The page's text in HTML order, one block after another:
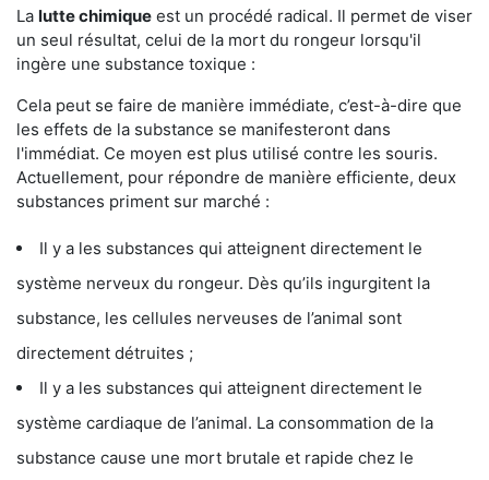
La lutte chimique est un procédé radical. Il permet de viser
un seul résultat, celui de la mort du rongeur lorsqu'il
ingère une substance toxique :
Cela peut se faire de manière immédiate, c’est-à-dire que
les effets de la substance se manifesteront dans
l'immédiat. Ce moyen est plus utilisé contre les souris.
Actuellement, pour répondre de manière efficiente, deux
substances priment sur marché :
Il y a les substances qui atteignent directement le
système nerveux du rongeur. Dès qu’ils ingurgitent la
substance, les cellules nerveuses de l’animal sont
directement détruites ;
Il y a les substances qui atteignent directement le
système cardiaque de l’animal. La consommation de la
substance cause une mort brutale et rapide chez le